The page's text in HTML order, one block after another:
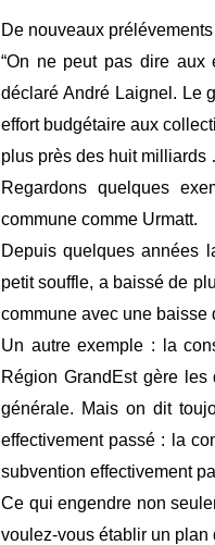
De nouveaux
“On ne peut pas dire aux
déclaré André Laignel. Le
effort budgétaire aux
plus près des huit milliards
Regardons quelques
commune comme Urmatt.
Depuis quelques années
petit souffle, a baissé de
commune avec une baisse
Un autre exemple : la
Région GrandEst gère
générale. Mais on dit
effectivement passé : la
subvention effectivement
Ce qui engendre non
voulez-vous établir un